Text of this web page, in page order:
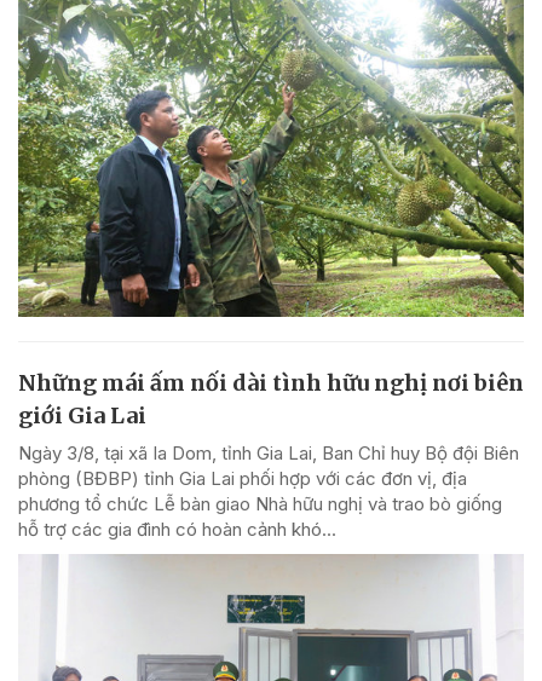
Những mái ấm nối dài tình hữu nghị nơi biên
giới Gia Lai
Ngày 3/8, tại xã Ia Dom, tỉnh Gia Lai, Ban Chỉ huy Bộ đội Biên
phòng (BĐBP) tỉnh Gia Lai phối hợp với các đơn vị, địa
phương tổ chức Lễ bàn giao Nhà hữu nghị và trao bò giống
hỗ trợ các gia đình có hoàn cảnh khó...